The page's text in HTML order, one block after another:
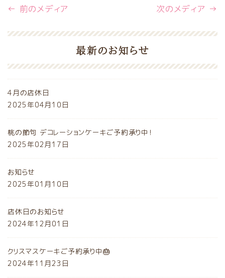
← 前のメディア 次のメディア →
最新のお知らせ
4月の店休日
2025年04月10日
桃の節句 デコレーションケーキご予約承り中！
2025年02月17日
お知らせ
2025年01月10日
店休日のお知らせ
2024年12月01日
クリスマスケーキご予約承り中🎂
2024年11月23日